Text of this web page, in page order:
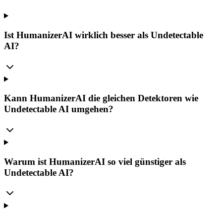
Ist HumanizerAI wirklich besser als Undetectable
AI?
Kann HumanizerAI die gleichen Detektoren wie
Undetectable AI umgehen?
Warum ist HumanizerAI so viel günstiger als
Undetectable AI?